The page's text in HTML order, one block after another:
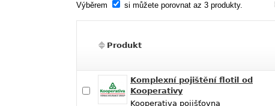
Výběrem si můžete porovnat az 3 produkty.
Produkt
Komplexní pojištění flotil od
Kooperativy
Kooperativa pojišťovna